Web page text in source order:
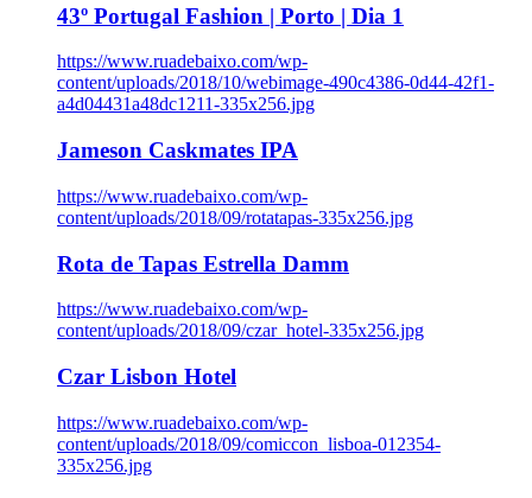
43º Portugal Fashion | Porto | Dia 1
https://www.ruadebaixo.com/wp-
content/uploads/2018/10/webimage-490c4386-0d44-42f1-
a4d04431a48dc1211-335x256.jpg
Jameson Caskmates IPA
https://www.ruadebaixo.com/wp-
content/uploads/2018/09/rotatapas-335x256.jpg
Rota de Tapas Estrella Damm
https://www.ruadebaixo.com/wp-
content/uploads/2018/09/czar_hotel-335x256.jpg
Czar Lisbon Hotel
https://www.ruadebaixo.com/wp-
content/uploads/2018/09/comiccon_lisboa-012354-
335x256.jpg